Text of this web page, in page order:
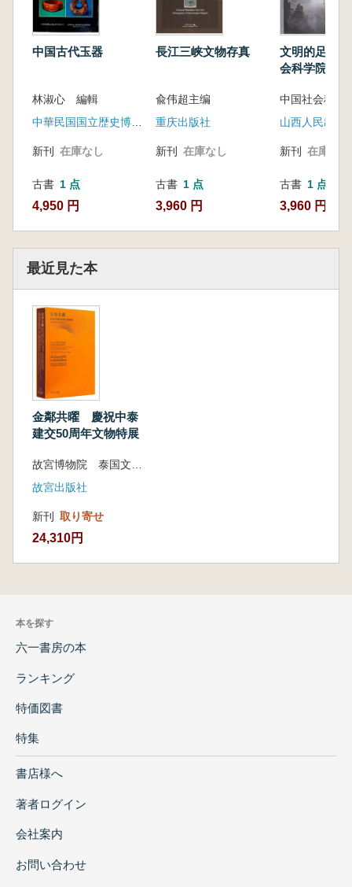
中泰間の交易往来、贈答文化、技術交流を物語
る貴重な文物を取り上げ、両国の歴史において
絶え間なく続いてきた文明対話の軌跡を浮かび
結びには、故宮博物院とタイ・ハリプンチャ
両国において「象」が異なる文化背景のもとで
共有する吉祥の寓意を示すとともに、「象」を
が放つ時代の光彩を象徴的に表現しています。
中国古代玉器
林淑心 編輯
中華民国国立歴史博物館
新刊 在庫なし
古書 1 点
4,950 円
長江三峡文物存真
兪伟超主编
重庆出版社
新刊 在庫なし
古書 1 点
3,960 円
文明的足迹
会科学院考
山西人民出版
新刊 在庫なし
古書 1 点
3,960 円
最近見た本
金鄰共曜 慶祝中泰
建交50周年文物特展
故宮出版社
新刊 取り寄せ
24,310円
本を探す
六一書房の本
ランキング
特価図書
特集
書店様へ
著者ログイン
会社案内
お問い合わせ